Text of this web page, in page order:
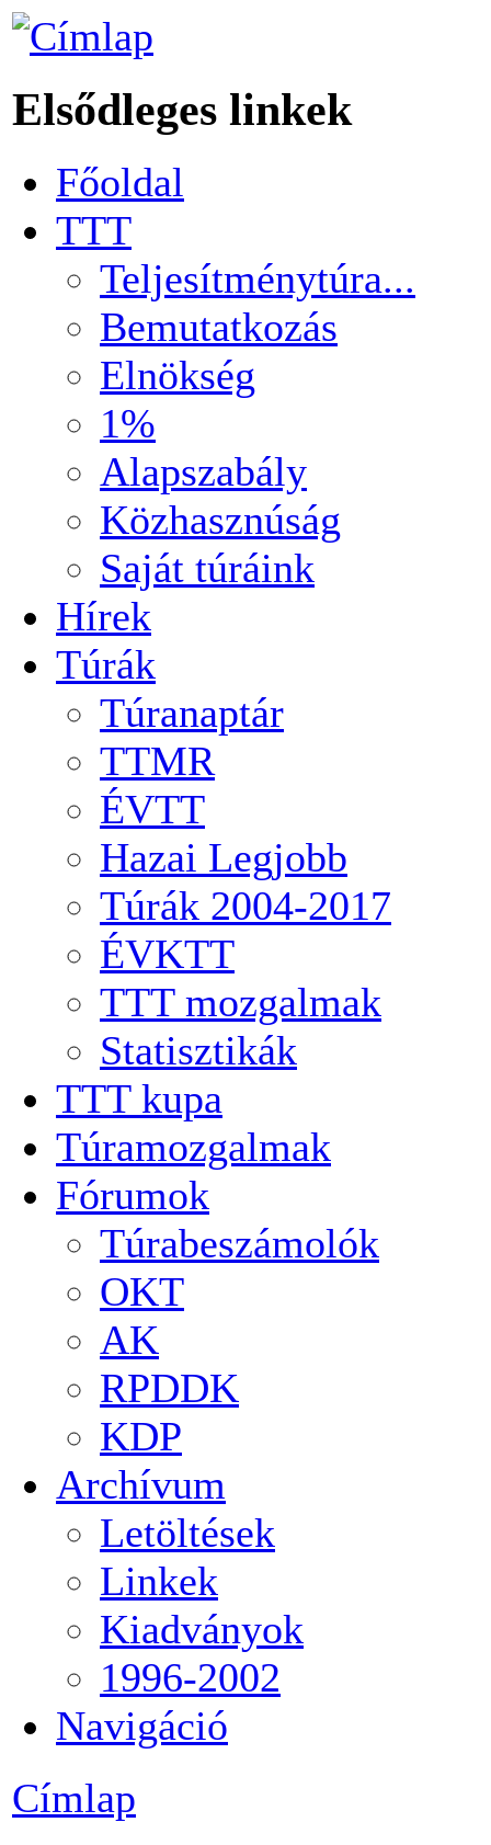
Elsődleges linkek
Főoldal
TTT
Teljesítménytúra...
Bemutatkozás
Elnökség
1%
Alapszabály
Közhasznúság
Saját túráink
Hírek
Túrák
Túranaptár
TTMR
ÉVTT
Hazai Legjobb
Túrák 2004-2017
ÉVKTT
TTT mozgalmak
Statisztikák
TTT kupa
Túramozgalmak
Fórumok
Túrabeszámolók
OKT
AK
RPDDK
KDP
Archívum
Letöltések
Linkek
Kiadványok
1996-2002
Navigáció
Címlap